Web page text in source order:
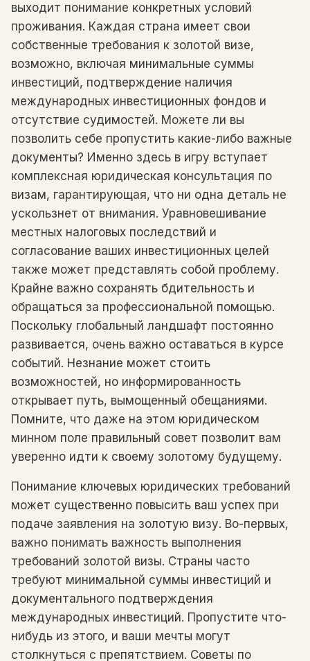
выходит понимание конкретных условий
проживания. Каждая страна имеет свои
собственные требования к золотой визе,
возможно, включая минимальные суммы
инвестиций, подтверждение наличия
международных инвестиционных фондов и
отсутствие судимостей. Можете ли вы
позволить себе пропустить какие-либо важные
документы? Именно здесь в игру вступает
комплексная юридическая консультация по
визам, гарантирующая, что ни одна деталь не
ускользнет от внимания. Уравновешивание
местных налоговых последствий и
согласование ваших инвестиционных целей
также может представлять собой проблему.
Крайне важно сохранять бдительность и
обращаться за профессиональной помощью.
Поскольку глобальный ландшафт постоянно
развивается, очень важно оставаться в курсе
событий. Незнание может стоить
возможностей, но информированность
открывает путь, вымощенный обещаниями.
Помните, что даже на этом юридическом
минном поле правильный совет позволит вам
уверенно идти к своему золотому будущему.
Понимание ключевых юридических требований
может существенно повысить ваш успех при
подаче заявления на золотую визу. Во-первых,
важно понимать важность выполнения
требований золотой визы. Страны часто
требуют минимальной суммы инвестиций и
документального подтверждения
международных инвестиций. Пропустите что-
нибудь из этого, и ваши мечты могут
столкнуться с препятствием. Советы по